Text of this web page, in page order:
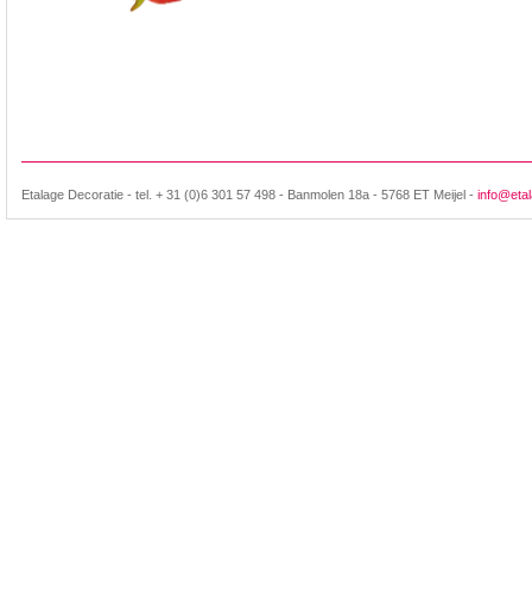
Etalage Decoratie - tel. + 31 (0)6 301 57 498 - Banmolen 18a - 5768 ET Meijel -